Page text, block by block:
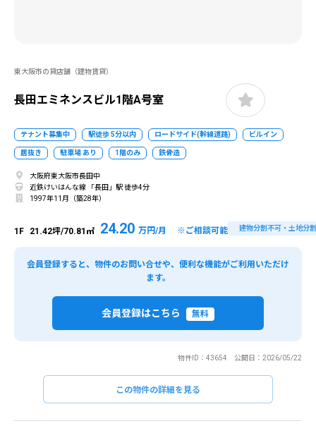
東大阪市の貸店舗（建物賃貸）
長田エミネンスビル1階A号室
テナント募集中 駅徒歩 5分以内 ロードサイド(幹線道路) ビルイン
居抜き 駐車場 あり 1階のみ 鉄骨造
大阪府東大阪市長田中
近鉄けいはんな線 「長田」駅 徒歩4分
1997年11月（築28年）
1F 21.42坪/70.81㎡ 24.20 万円/月 ※ご相談可能 建物分割不可・土地分
会員登録すると、物件のお問い合せや、便利な機能がご利用いただけ
ます。
会員登録はこちら 無料
物件ID：43654 公開日：2026/05/22
この物件の詳細を見る